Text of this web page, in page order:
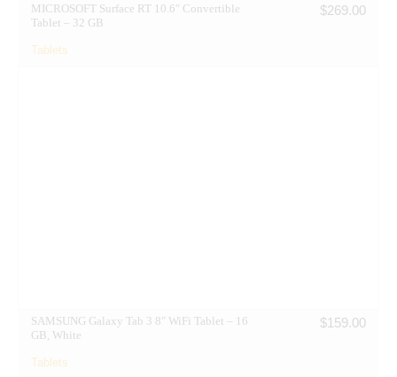
MICROSOFT Surface RT 10.6″ Convertible
Tablet – 32 GB
$269.00
Tablets
SAMSUNG Galaxy Tab 3 8″ WiFi Tablet – 16
GB, White
$159.00
Tablets